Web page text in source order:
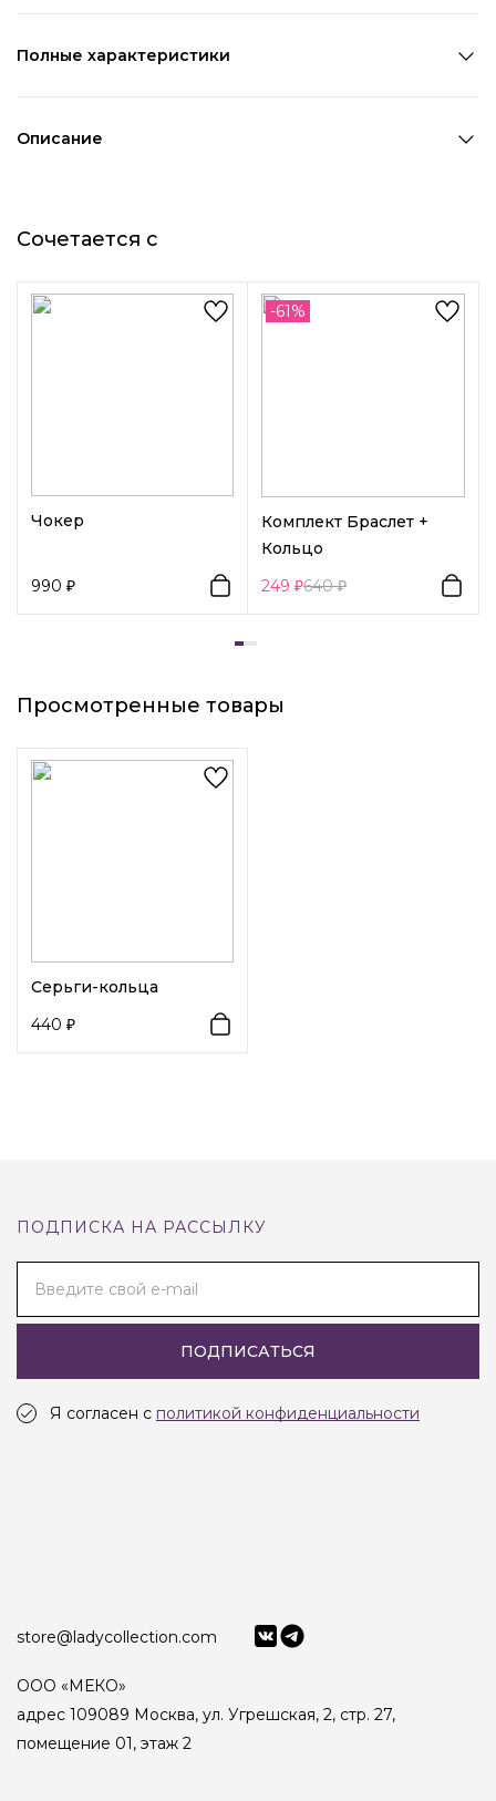
Полные характеристики
Диаметр:3,5 см
Декоративный элемент 1:Кристаллы
Описание
гардероба. Аксессуар выглядят очень эффектно,
обладательнице.
Сочетается с
Чокер
990
-61%
Комплект Браслет +
Кольцо
249
640
Просмотренные товары
Серьги-кольца
440
ПОДПИСКА НА РАССЫЛКУ
Введите свой e-mail
ПОДПИСАТЬСЯ
Я согласен с политикой конфиденциальности
store@ladycollection.com
ООО «МЕКО»
адрес 109089 Москва, ул. Угрешская, 2, стр. 27,
помещение 01, этаж 2